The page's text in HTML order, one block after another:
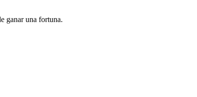
ganar una fortuna.